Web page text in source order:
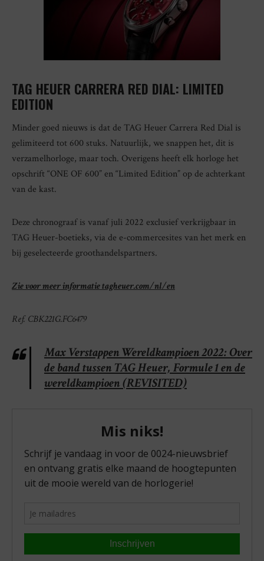
TAG HEUER CARRERA RED DIAL: LIMITED
EDITION
Minder goed nieuws is dat de TAG Heuer Carrera Red Dial is
gelimiteerd tot 600 stuks. Natuurlijk, we snappen het, dit is
verzamelhorloge, maar toch. Overigens heeft ​​elk horloge het
opschrift “ONE OF 600” en “Limited Edition” op de achterkant
van de kast.
Deze chronograaf is vanaf juli 2022 exclusief verkrijgbaar in
TAG Heuer-boetieks, via de e-commercesites van het merk en
bij geselecteerde groothandelspartners.
Zie voor meer informatie tagheuer.com/nl/en
Ref. CBK221G.FC6479
Max Verstappen Wereldkampioen 2022: Over
de band tussen TAG Heuer, Formule 1 en de
wereldkampioen (REVISITED)